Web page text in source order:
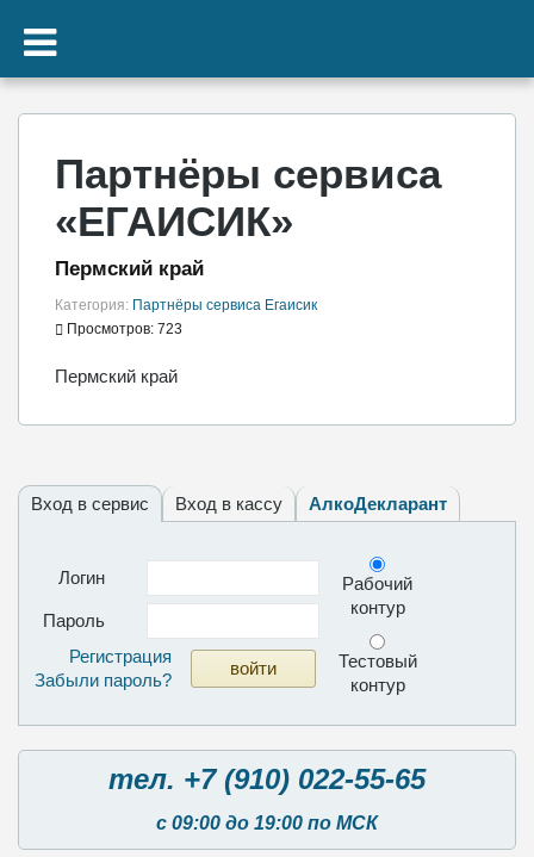
Партнёры сервиса
«ЕГАИСИК»
Пермский край
Категория: Партнёры сервиса Егаисик
Просмотров: 723
Пермский край
Вход в сервис Вход в кассу АлкоДекларант
Логин
Пароль
Регистрация
Забыли пароль?
Рабочий
контур
Тестовый
контур
тел. +7 (910) 022-55-65
с 09:00 до 19:00 по МСК